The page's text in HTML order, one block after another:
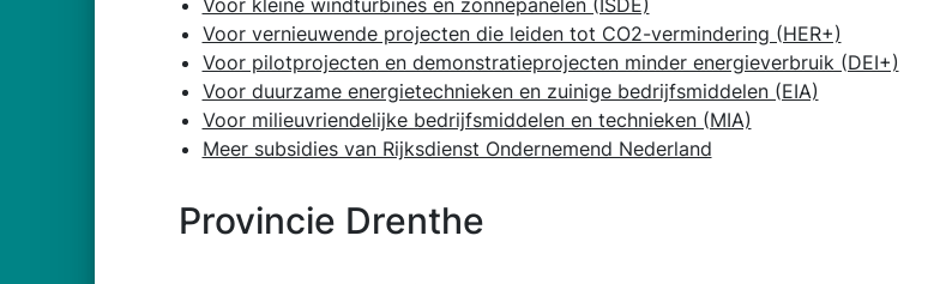
Voor kleine windturbines en zonnepanelen (ISDE)
Voor vernieuwende projecten die leiden tot CO2-vermindering (HER+)
Voor pilotprojecten en demonstratieprojecten minder energieverbruik (DEI+)
Voor duurzame energietechnieken en zuinige bedrijfsmiddelen (EIA)
Voor milieuvriendelijke bedrijfsmiddelen en technieken (MIA)
Meer subsidies van Rijksdienst Ondernemend Nederland
Provincie Drenthe